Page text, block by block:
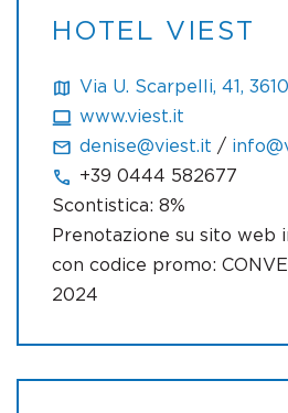
HOTEL VIEST
Via U. Scarpelli, 41,
www.viest.it
denise@viest.it /
+39 0444 582677
Scontistica: 8%
Prenotazione su sito web
con codice promo:
2024